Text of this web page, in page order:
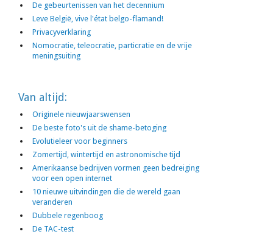
De gebeurtenissen van het decennium
Leve België, vive l'état belgo-flamand!
Privacyverklaring
Nomocratie, teleocratie, particratie en de vrije
meningsuiting
Van altijd:
Originele nieuwjaarswensen
De beste foto's uit de shame-betoging
Evolutieleer voor beginners
Zomertijd, wintertijd en astronomische tijd
Amerikaanse bedrijven vormen geen bedreiging
voor een open internet
10 nieuwe uitvindingen die de wereld gaan
veranderen
Dubbele regenboog
De TAC-test